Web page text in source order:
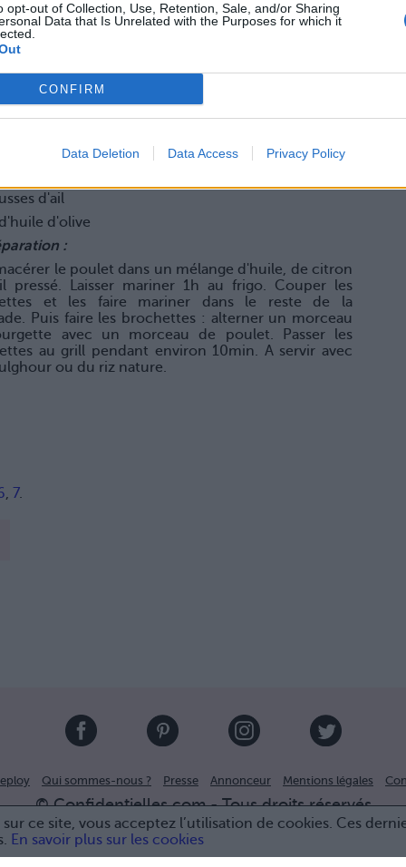
opt-out of Collection, Use, Retention, Sale, and/or Sharing
Data that Is Unrelated with the Purposes for which it
CONFIRM
Data Deletion Data Access Privacy Policy
ce site, vous acceptez l’utilisation de cookies. Ces
En savoir plus sur les cookies
de manger de la viande pour peu de calories
aussi fun : les brochettes ! Parce que ça sent
soleil, le barbecue, la mer et le sable chaud… Alors
!
:
d'ail
d'olive
:
le poulet dans un mélange d'huile, de citron
pressé. Laisser mariner 1h au frigo. Couper les
et les faire mariner dans le reste de la
Puis faire les brochettes : alterner un morceau
avec un morceau de poulet. Passer les
au grill pendant environ 10min. A servir avec
ou du riz nature.
, 7.
Qui sommes-nous ? Presse Annonceur Mentions légales
© Confidentielles.com - Tous droits réservés